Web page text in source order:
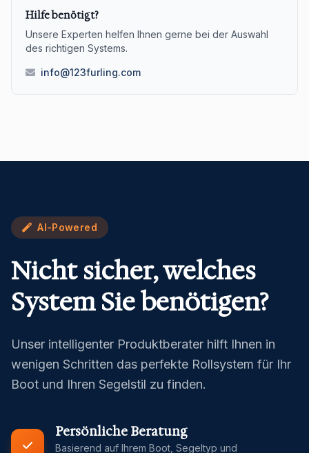
Hilfe benötigt?
Unsere Experten helfen Ihnen gerne bei der Auswahl
des richtigen Systems.
info@123furling.com
AI-Powered
Nicht sicher, welches
System Sie benötigen?
Unser intelligenter Produktberater hilft Ihnen in
wenigen Schritten das perfekte Rollsystem für Ihr
Boot und Ihren Segelstil zu finden.
Persönliche Beratung
Basierend auf Ihrem Boot, Segeltyp und